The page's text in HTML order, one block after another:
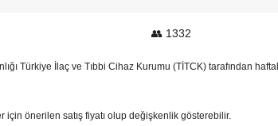
👥 1332
Türkiye İlaç ve Tıbbi Cihaz Kurumu (TİTCK) tarafından
için önerilen satış fiyatı olup değişkenlik gösterebilir.